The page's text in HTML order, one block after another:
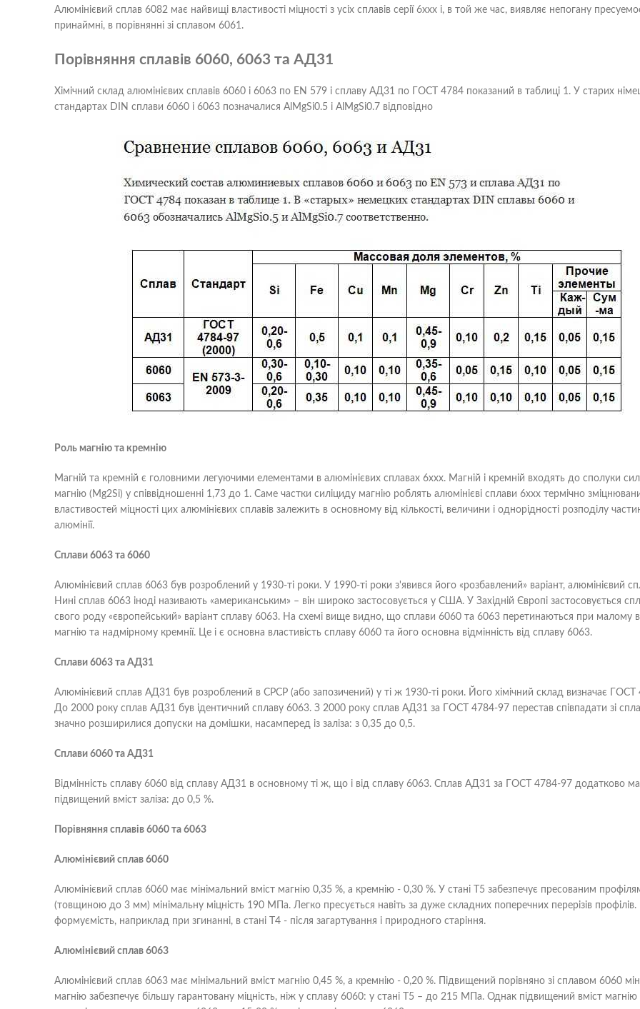
Алюмінієвий сплав 6082 має найвищі властивості міцності з усіх сплавів серії 6ххх і, в той же час, виявляє непогану
принаймні, в порівнянні зі сплавом 6061.
Порівняння сплавів 6060, 6063 та АД31
Хімічний склад алюмінієвих сплавів 6060 і 6063 по EN 579 і сплаву АД31 по ГОСТ 4784 показаний в таблиці 1. У старих
стандартах DIN сплави 6060 і 6063 позначалися AlMgSi0.5 і AlMgSi0.7 відповідно
Роль магнію та кремнію
Магній та кремній є головними легуючими елементами в алюмінієвих сплавах 6ххх. Магній і кремній входять до сполуки
магнію (Mg2Si) у співвідношенні 1,73 до 1. Саме частки силіциду магнію роблять алюмінієві сплави 6ххх термічно
властивостей міцності цих алюмінієвих сплавів залежить в основному від кількості, величини і однорідності розподілу
алюмінії.
Сплави 6063 та 6060
Алюмінієвий сплав 6063 був розроблений у 1930-ті роки. У 1990-ті роки з'явився його «розбавлений» варіант, алюмінієвий
Нині сплав 6063 іноді називають «американським» – він широко застосовується у США. У Західній Європі застосовується
свого роду «європейський» варіант сплаву 6063. На схемі вище видно, що сплави 6060 та 6063 перетинаються при малому
магнію та надмірному кремнії. Це і є основна властивість сплаву 6060 та його основна відмінність від сплаву 6063.
Сплави 6063 та АД31
Алюмінієвий сплав АД31 був розроблений в СРСР (або запозичений) у ті ж 1930-ті роки. Його хімічний склад визначає ГОСТ
До 2000 року сплав АД31 був ідентичний сплаву 6063. З 2000 року сплав АД31 за ГОСТ 4784-97 перестав співпадати зі
значно розширилися допуски на домішки, насамперед із заліза: з 0,35 до 0,5.
Сплави 6060 та АД31
Відмінність сплаву 6060 від сплаву АД31 в основному ті ж, що і від сплаву 6063. Сплав АД31 за ГОСТ 4784-97 додатково
підвищений вміст заліза: до 0,5 %.
Порівняння сплавів 6060 та 6063
Алюмінієвий сплав 6060
Алюмінієвий сплав 6060 має мінімальний вміст магнію 0,35 %, а кремнію - 0,30 %. У стані Т5 забезпечує пресованим
(товщиною до 3 мм) мінімальну міцність 190 МПа. Легко пресується навіть за дуже складних поперечних перерізів
формуємість, наприклад при згинанні, в стані Т4 - після загартування і природного старіння.
Алюмінієвий сплав 6063
Алюмінієвий сплав 6063 має мінімальний вміст магнію 0,45 %, а кремнію - 0,20 %. Підвищений порівняно зі сплавом 6060
магнію забезпечує більшу гарантовану міцність, ніж у сплаву 6060: у стані Т5 – до 215 МПа. Однак підвищений вміст